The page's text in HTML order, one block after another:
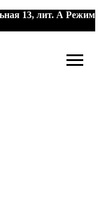
13, лит. А Режим